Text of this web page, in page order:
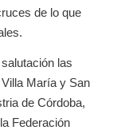
de lo que
las
María y San
de Córdoba,
Federación